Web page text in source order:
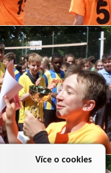
Více o cookies